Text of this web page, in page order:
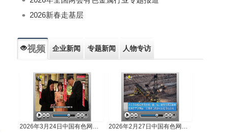
2026新春走基层
视频 企业新闻 专题新闻 人物专访
2026年3月24日中国有色网络电视新闻 2026年2月27日中国有色网络电视新闻